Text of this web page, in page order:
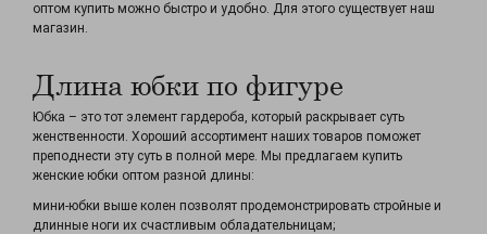
оптом купить можно быстро и удобно. Для этого существует наш
магазин.
Длина юбки по фигуре
Юбка – это тот элемент гардероба, который раскрывает суть
женственности. Хороший ассортимент наших товаров поможет
преподнести эту суть в полной мере. Мы предлагаем купить
женские юбки оптом разной длины:
мини-юбки выше колен позволят продемонстрировать стройные и
длинные ноги их счастливым обладательницам;